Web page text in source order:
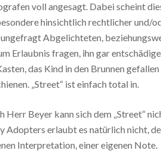
voll angesagt. Dabei scheint
hinsichtlich rechtlicher und/
Abgelichteten,
Erlaubnis fragen, ihn gar
das Kind in den Brunnen
„Street“ ist einfach total in.
Herr Beyer kann sich dem „Street“
Adopters erlaubt es natürlich nicht,
Interpretation, einer eigenen Note.